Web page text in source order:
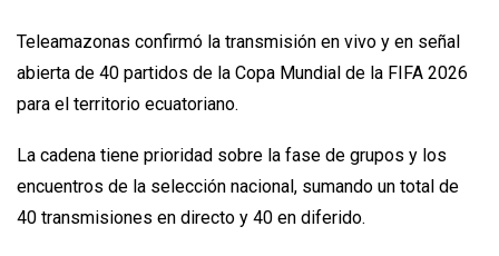
Teleamazonas confirmó la transmisión en vivo y en señal
abierta de 40 partidos de la Copa Mundial de la FIFA 2026
para el territorio ecuatoriano.
La cadena tiene prioridad sobre la fase de grupos y los
encuentros de la selección nacional, sumando un total de
40 transmisiones en directo y 40 en diferido.